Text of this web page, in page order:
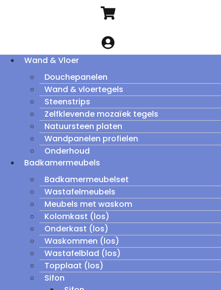
Wand & Vloer
Douchepanelen
Wand & vloertegels
Steenstrips
Zelfklevende mozaïek tegels
Natuursteen platen
Wandpanelen profielen
Onderhoud
Badkamermeubels
Badkamermeubelset
Wastafelmeubels
Meubels met waskom
Kolomkast (los)
Onderkast (los)
Waskommen (los)
Wastafelblad (los)
Topplaat (los)
Sifon